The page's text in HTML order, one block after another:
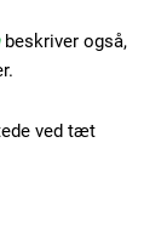
beskriver også,
ved tæt